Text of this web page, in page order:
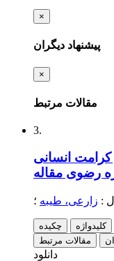
×
پیشنهاد دیگران
×
مقالات مرتبط
3.
کرامت انسانی
رضوی مقاله
: زارعی، طیبه ؛
چکیده کلیدواژه
مقالات مرتبط
دانلود